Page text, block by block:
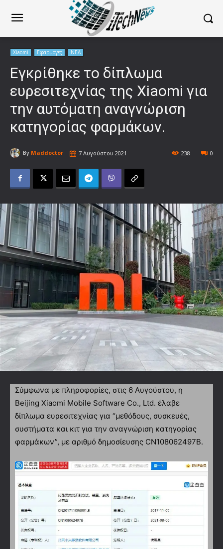
Xiaomi Εφαρμογές ΝΕΑ
Εγκρίθηκε το δίπλωμα
ευρεσιτεχνίας της Xiaomi για
την αυτόματη αναγνώριση
κατηγορίας φαρμάκων.
By Maddoctor 7 Αυγούστου 2021 0
238
Σύμφωνα με πληροφορίες, στις 6 Αυγούστου, η
Beijing Xiaomi Mobile Software Co., Ltd. έλαβε
δίπλωμα ευρεσιτεχνίας για “μεθόδους, συσκευές,
συστήματα και κιτ για την αναγνώριση κατηγορίας
φαρμάκων”, με αριθμό δημοσίευσης CN108062497B.